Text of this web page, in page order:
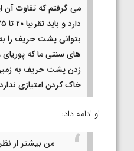
می گرفتم که تفاوت آن
بتوانی پشت حریف را
های سنتی ما که
زدن پشت حریف به
خاک کردن امتیازی
او ادامه داد:
من بیشتر از